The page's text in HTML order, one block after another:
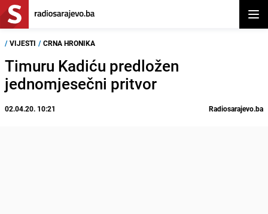
/ VIJESTI / CRNA HRONIKA
Timuru Kadiću predložen
jednomjesečni pritvor
02.04.20. 10:21 Radiosarajevo.ba